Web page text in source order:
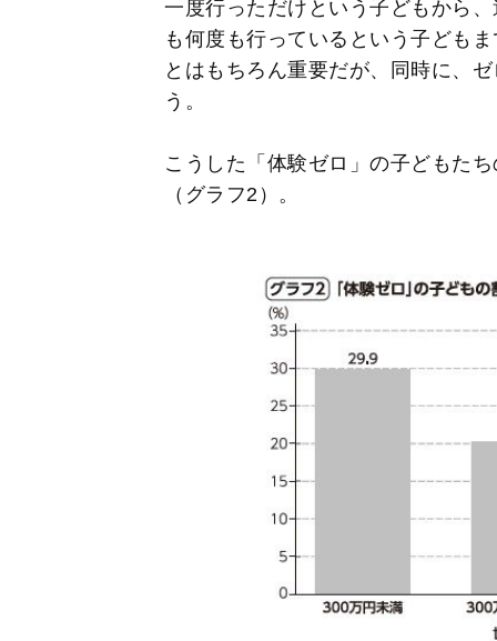
一度行っただけという子どもから
も何度も行っているという子ども
とはもちろん重要だが、同時に、
う。
こうした「体験ゼロ」の子どもた
（グラフ2）。